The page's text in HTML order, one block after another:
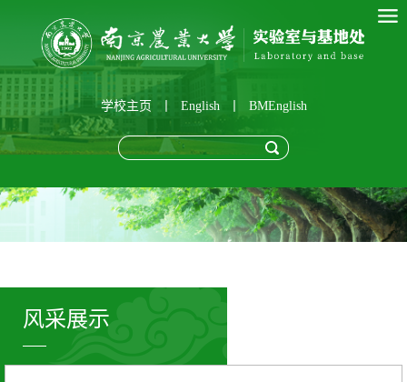
学校主页 English BMEnglish
风采展示